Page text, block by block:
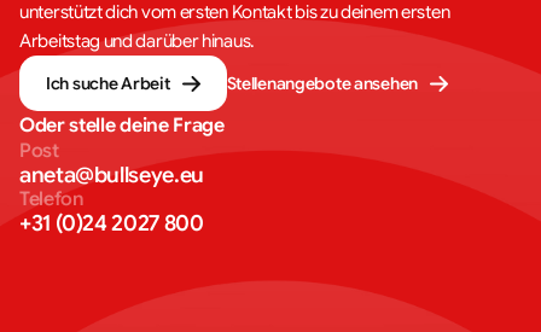
unterstützt dich vom ersten Kontakt bis zu deinem ersten
Arbeitstag und darüber hinaus.
Ich suche Arbeit
Stellenangebote ansehen
Oder stelle deine Frage
Post
aneta@bullseye.eu
Telefon
+31 (0)24 2027 800